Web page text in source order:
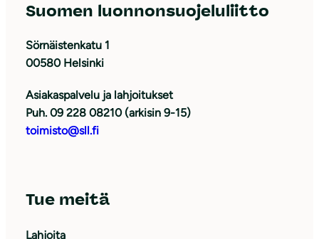
Suomen luonnonsuojeluliitto
Sörnäistenkatu 1
00580 Helsinki
Asiakaspalvelu ja lahjoitukset
Puh. 09 228 08210 (arkisin 9-15)
toimisto@sll.fi
Tue meitä
Lahjoita